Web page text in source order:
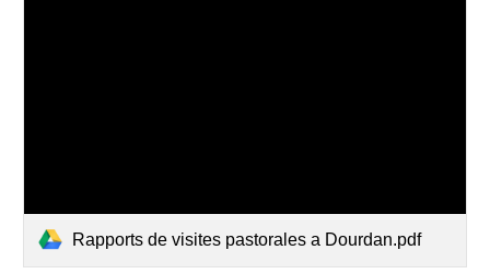
Rapports de visites pastorales a Dourdan.pdf